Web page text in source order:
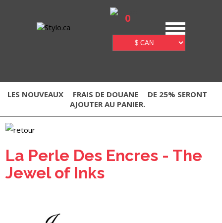
0
LES NOUVEAUX FRAIS DE DOUANE
DE 25% SERONT
AJOUTER AU PANIER.
La Perle Des Encres - The
Jewel of Inks